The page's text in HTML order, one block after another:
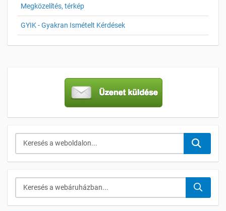
Megközelítés, térkép
GYIK - Gyakran Ismételt Kérdések
Keresés a webáruházban...